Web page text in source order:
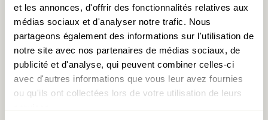
et les annonces, d'offrir des fonctionnalités relatives aux
médias sociaux et d'analyser notre trafic. Nous
partageons également des informations sur l'utilisation de
notre site avec nos partenaires de médias sociaux, de
publicité et d'analyse, qui peuvent combiner celles-ci
avec d'autres informations que vous leur avez fournies
ou qu'ils ont collectées lors de votre utilisation de leurs
Publié le07.09.2021par Thomas Valici
C’est graphe docteur ? Retour de l’inflation aux Etats-
Unis ?!
Publié le05.08.2021parThomas Valici